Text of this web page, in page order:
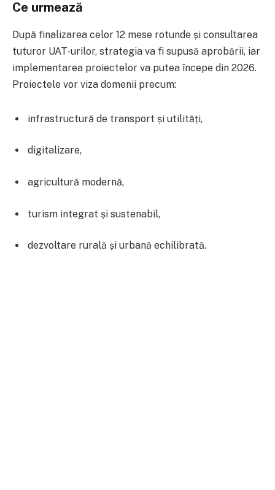
Ce urmează
După finalizarea celor 12 mese rotunde și consultarea
tuturor UAT-urilor, strategia va fi supusă aprobării, iar
implementarea proiectelor va putea începe din 2026.
Proiectele vor viza domenii precum:
infrastructură de transport și utilități,
digitalizare,
agricultură modernă,
turism integrat și sustenabil,
dezvoltare rurală și urbană echilibrată.